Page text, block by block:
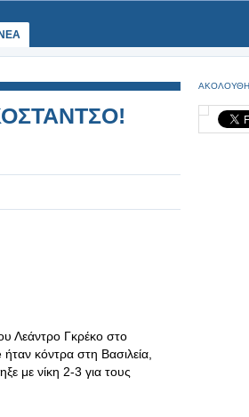
Λεάντρο Γκρέκο στο
κόντρα στη Βασιλεία,
με νίκη 2-3 για τους